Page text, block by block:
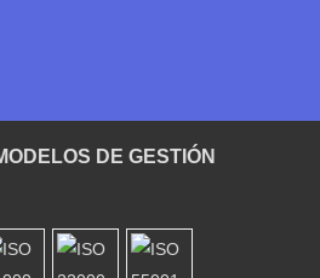
DE GESTIÓN